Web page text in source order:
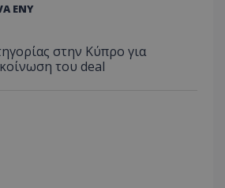
ΕΝΥ
στην Κύπρο για
του deal